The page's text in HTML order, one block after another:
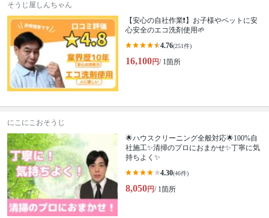
そうじ屋しんちゃん
【安心の自社作業❗️】お子様やペットに安
心安全のエコ洗剤使用🌱
4.76(251件)
16,100円/ 1箇所
にこにこおそうじ
🌟ハウスクリーニング全般対応🌟100%自
社施工✨清掃のプロにおまかせ✨丁寧に気
持ちよく✨
4.30(46件)
8,050円/ 1箇所